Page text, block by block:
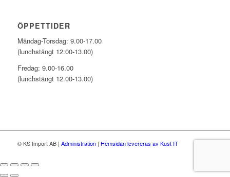
ÖPPETTIDER
Måndag-Torsdag: 9.00-17.00
(lunchstängt 12:00-13.00)
Fredag: 9.00-16.00
(lunchstängt 12.00-13.00)
© KS Import AB | Administration | Hemsidan levereras av Kust IT